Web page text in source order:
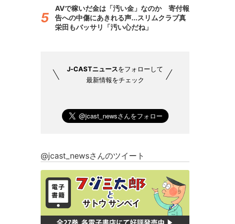
AVで稼いだ金は「汚い金」なのか 寄付報
告への中傷にあきれる声...スリムクラブ真
栄田もバッサリ「汚い心だね」
J-CASTニュースをフォローして
最新情報をチェック
@jcast_newsさんのツイート